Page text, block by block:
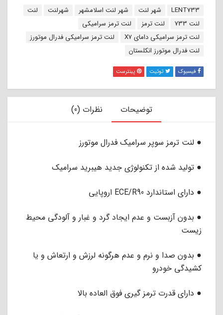
برچسب:
LENT733 شهر لنت شهر لنت اسلامشهر شهرلنت
لنت
لنت 733
لنت ترمز
لنت ترمز سرامیکی
لنت ترمز سرامیکی دامای X7
لنت ترمز سرامیکی فدرال موتورز
لنت فدرال موتورز انکلستان
فیسبوک توئیت پینترست
توضیحات نظرات (0)
● لنت ترمز سوپر سرامیک فدرال موتورز
● تولید شده از تکنولوژی جدید هیبرید سرامیک
● دارای استاندارد ECE/R90 اروپایی
● بدون آزبست و عدم ایجاد گرد و غبار و آلودگی محیط
زیست
● بدون صدا و نرم و عدم هرگونه لرزش و ارتعاش و یا
کشیدگی خودرو
● دارای قدرت ترمز گیری فوق العاده بالا